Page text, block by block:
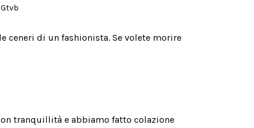
Gtvb
ceneri di un fashionista. Se volete morire
tranquillità e abbiamo fatto colazione